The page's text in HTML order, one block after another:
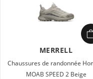
MERRELL
Chaussures de randonnée
MOAB SPEED 2 Beige